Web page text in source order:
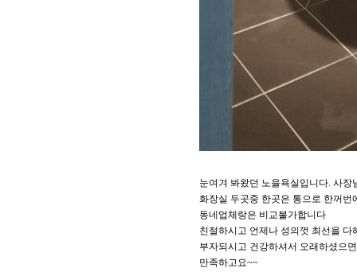
눈여겨 봐왔던 노을욕실입니다. 사
화장실 두곳중 한곳은 통으로 한꺼
동네업체랑은 비교불가합니다
친절하시고 언제나 성의껏 최선을 다
부자되시고 건강하셔서 오래하셨으
만족하고요~~